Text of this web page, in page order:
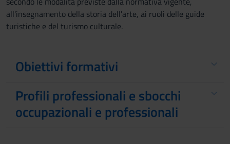
all'insegnamento della storia dell'arte, ai ruoli delle guide
turistiche e del turismo culturale.
Obiettivi formativi
Profili professionali e sbocchi
occupazionali e professionali